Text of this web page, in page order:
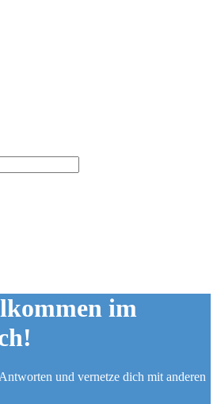
im
und vernetze dich mit anderen